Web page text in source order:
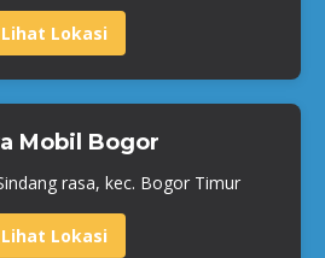
Lihat Lokasi
Mobil Bogor
rasa, kec. Bogor Timur
Lihat Lokasi